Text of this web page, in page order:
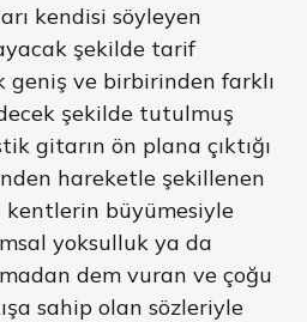
kendisi söyleyen
şekilde tarif
geniş ve birbirinden farklı
şekilde tutulmuş
gitarın ön plana çıktığı
hareketle şekillenen
kentlerin büyümesiyle
yoksulluk ya da
dem vuran ve çoğu
sahip olan sözleriyle